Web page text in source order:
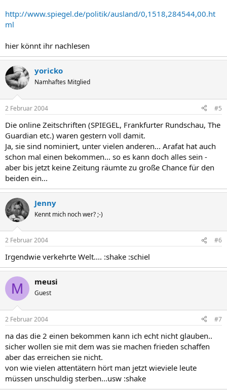
http://www.spiegel.de/politik/ausland/0,1518,284544,00.ht
ml
hier könnt ihr nachlesen
yoricko
Namhaftes Mitglied
2 Februar 2004 #5
Die online Zeitschriften (SPIEGEL, Frankfurter Rundschau, The
Guardian etc.) waren gestern voll damit.
Ja, sie sind nominiert, unter vielen anderen... Arafat hat auch
schon mal einen bekommen... so es kann doch alles sein -
aber bis jetzt keine Zeitung räumte zu große Chance für den
beiden ein...
Jenny
Kennt mich noch wer? ;-)
2 Februar 2004 #6
Irgendwie verkehrte Welt.... :shake :schiel
M meusi
Guest
2 Februar 2004 #7
na das die 2 einen bekommen kann ich echt nicht glauben..
sicher wollen sie mit dem was sie machen frieden schaffen
aber das erreichen sie nicht.
von wie vielen attentätern hört man jetzt wieviele leute
müssen unschuldig sterben...usw :shake